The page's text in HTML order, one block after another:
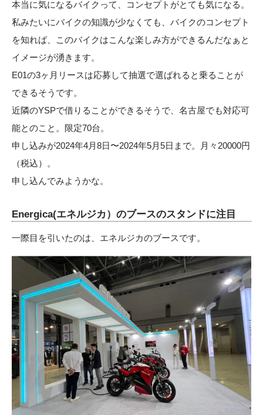
本当に気になるバイクって、コンセプトがとても気になる。
私みたいにバイクの知識が少なくても、バイクのコンセプト
を知れば、このバイクはこんな楽しみ方ができるんだなぁと
イメージが湧きます。
E01の3ヶ月リースは応募して抽選で選ばれると乗ることが
できるそうです。
近隣のYSPで借りることができるそうで、名古屋でも対応可
能とのこと。限定70台。
申し込みが2024年4月8日〜2024年5月5日まで。月々20000円
（税込）。
申し込んでみようかな。
Energica(エネルジカ）のブースのスタンドに注目
一際目を引いたのは、 エネルジカのブースです。